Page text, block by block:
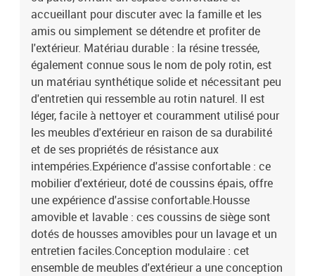
accueillant pour discuter avec la famille et les
amis ou simplement se détendre et profiter de
l'extérieur. Matériau durable : la résine tressée,
également connue sous le nom de poly rotin, est
un matériau synthétique solide et nécessitant peu
d'entretien qui ressemble au rotin naturel. Il est
léger, facile à nettoyer et couramment utilisé pour
les meubles d'extérieur en raison de sa durabilité
et de ses propriétés de résistance aux
intempéries.Expérience d'assise confortable : ce
mobilier d'extérieur, doté de coussins épais, offre
une expérience d'assise confortable.Housse
amovible et lavable : ces coussins de siège sont
dotés de housses amovibles pour un lavage et un
entretien faciles.Conception modulaire : cet
ensemble de meubles d'extérieur a une conception